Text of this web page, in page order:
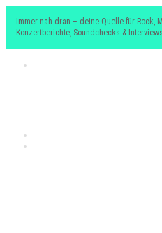
Immer nah dran – deine Quelle für Rock,
Konzertberichte, Soundchecks &